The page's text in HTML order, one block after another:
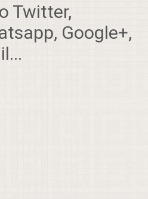
Twitter,
Google+,